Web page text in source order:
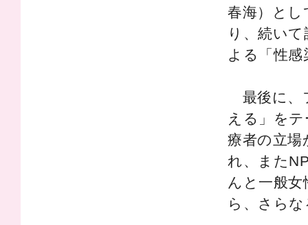
春海）とし
り、続い
よる「性
最後に、
える」を
療者の立場
れ、また
んと一般
ら、さら